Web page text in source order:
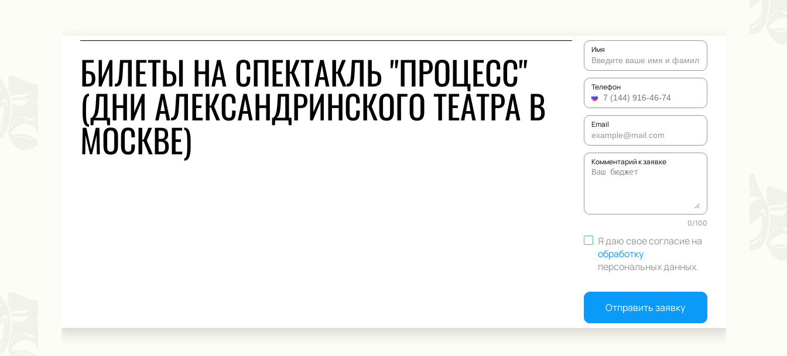
БИЛЕТЫ НА СПЕКТАКЛЬ "ПРОЦЕСС"
(ДНИ АЛЕКСАНДРИНСКОГО ТЕАТРА В
МОСКВЕ)
Имя
Телефон
Email
Комментарий к заявке
0/100
Я даю свое согласие на
обработку
персональных данных.
Отправить заявку